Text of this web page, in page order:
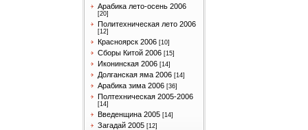
Арабика лето-осень 2006
[20]
Политехническая лето 2006
[12]
Красноярск 2006 [10]
Сборы Китой 2006 [15]
Иконинская 2006 [14]
Долганская яма 2006 [14]
Арабика зима 2006 [36]
Полтехническая 2005-2006
[14]
Введенщина 2005 [14]
Загадай 2005 [12]